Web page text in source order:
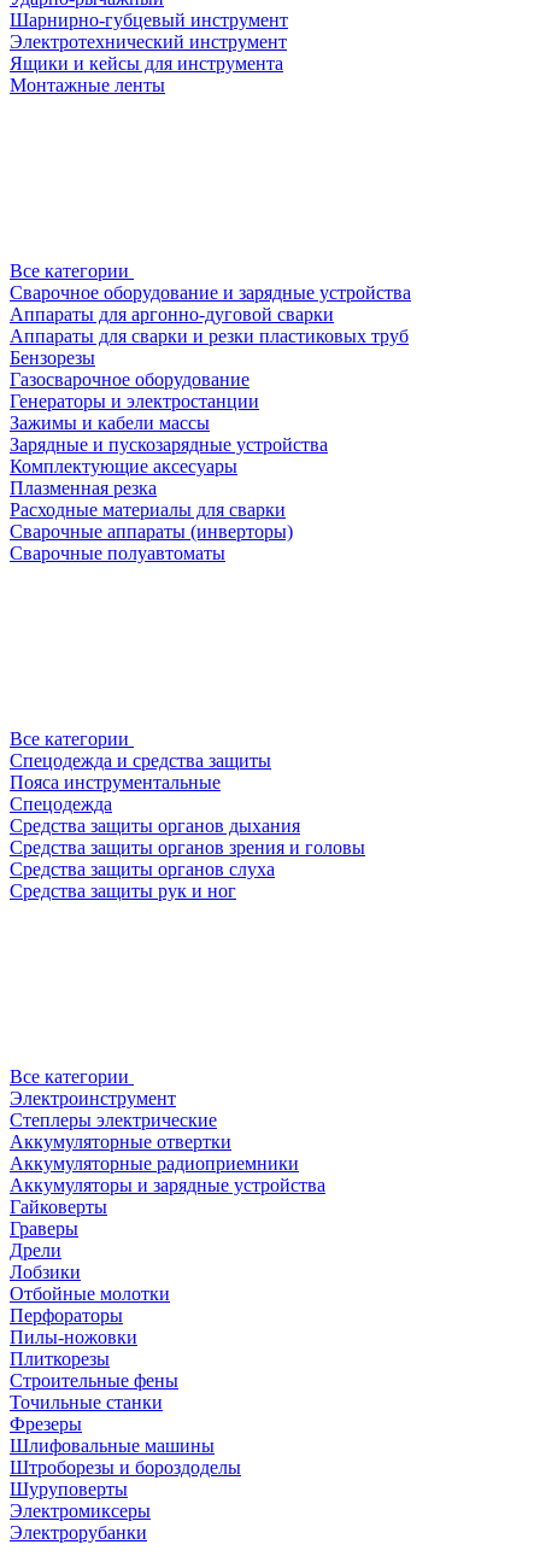
Шарнирно-губцевый инструмент
Электротехнический инструмент
Ящики и кейсы для инструмента
Монтажные ленты
Все категории
Сварочное оборудование и зарядные устройства
Аппараты для аргонно-дуговой сварки
Аппараты для сварки и резки пластиковых труб
Бензорезы
Газосварочное оборудование
Генераторы и электростанции
Зажимы и кабели массы
Зарядные и пускозарядные устройства
Комплектующие аксесуары
Плазменная резка
Расходные материалы для сварки
Сварочные аппараты (инверторы)
Сварочные полуавтоматы
Все категории
Спецодежда и средства защиты
Пояса инструментальные
Спецодежда
Средства защиты органов дыхания
Средства защиты органов зрения и головы
Средства защиты органов слуха
Средства защиты рук и ног
Все категории
Электроинструмент
Степлеры электрические
Аккумуляторные отвертки
Аккумуляторные радиоприемники
Аккумуляторы и зарядные устройства
Гайковерты
Граверы
Дрели
Лобзики
Отбойные молотки
Перфораторы
Пилы-ножовки
Плиткорезы
Строительные фены
Точильные станки
Фрезеры
Шлифовальные машины
Штроборезы и бороздоделы
Шуруповерты
Электромиксеры
Электрорубанки